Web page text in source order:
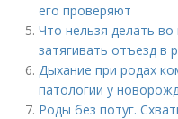
его проверяют
Что нельзя делать
затягивать отъезд в
Дыхание при родах
патологии у
Роды без потуг.